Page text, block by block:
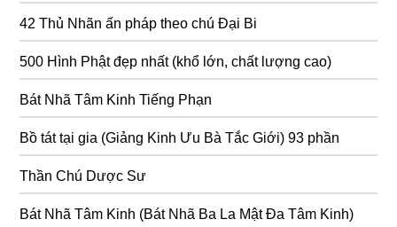
42 Thủ Nhãn ấn pháp theo chú Đại Bi
500 Hình Phật đẹp nhất (khổ lớn, chất lượng cao)
Bát Nhã Tâm Kinh Tiếng Phạn
Bồ tát tại gia (Giảng Kinh Ưu Bà Tắc Giới) 93 phần
Thần Chú Dược Sư
Bát Nhã Tâm Kinh (Bát Nhã Ba La Mật Đa Tâm Kinh)